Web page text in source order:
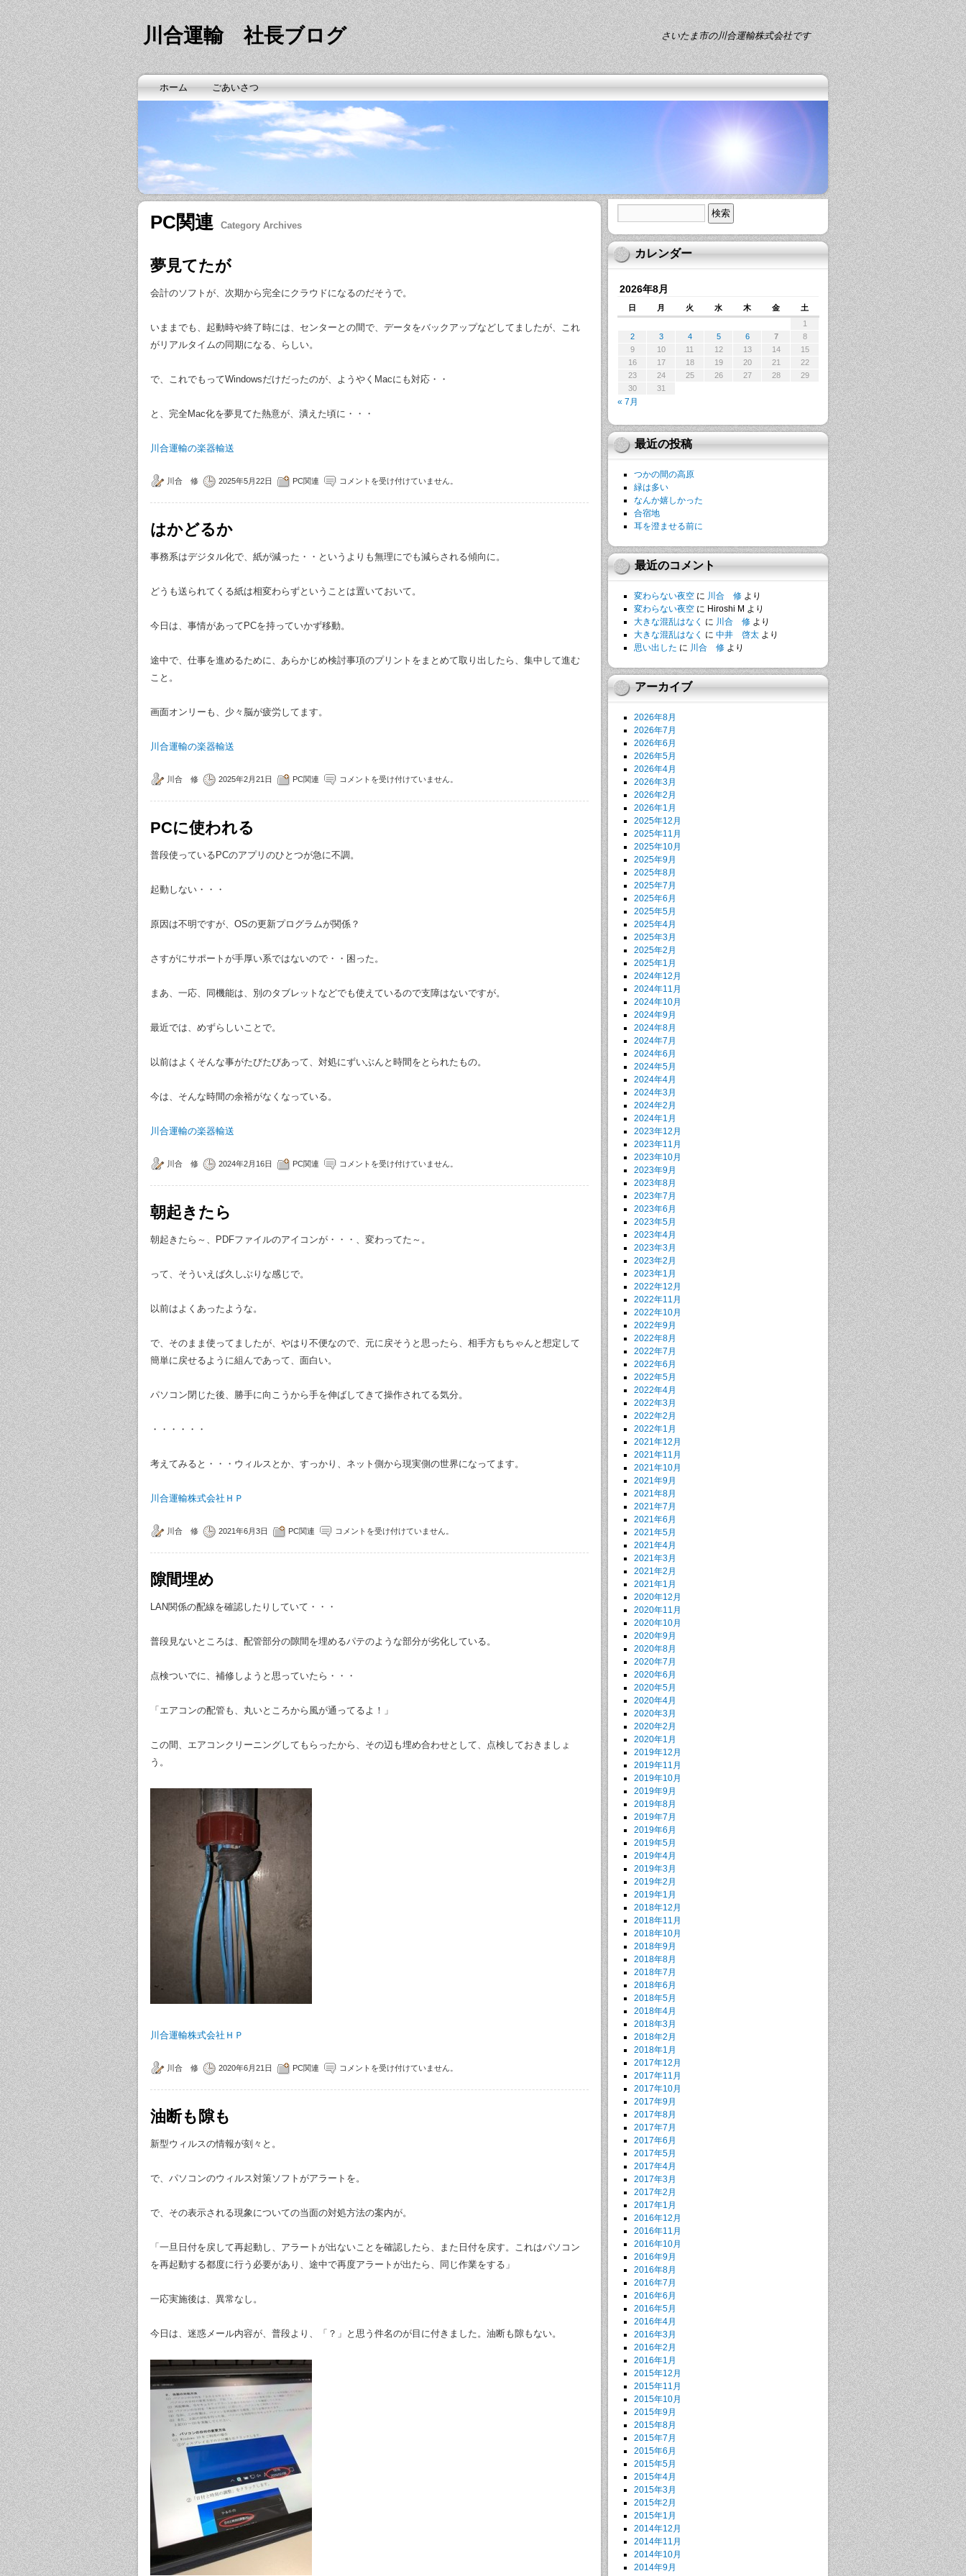
川合運輸 社長ブログ さいたま市の川合運輸株式会社です
ホーム ごあいさつ
PC関連 Category Archives
夢見てたが
会計のソフトが、次期から完全にクラウドになるのだそうで。
いままでも、起動時や終了時には、センターとの間で、データをバックアップなどしてましたが、これ
がリアルタイムの同期になる、らしい。
で、これでもってWindowsだけだったのが、ようやくMacにも対応・・
と、完全Mac化を夢見てた熱意が、潰えた頃に・・・
川合運輸の楽器輸送
川合 修 2025年5月22日 PC関連 コメントを受け付けていません。
はかどるか
事務系はデジタル化で、紙が減った・・というよりも無理にでも減らされる傾向に。
どうも送られてくる紙は相変わらずということは置いておいて。
今日は、事情があってPCを持っていかず移動。
途中で、仕事を進めるために、あらかじめ検討事項のプリントをまとめて取り出したら、集中して進む
こと。
画面オンリーも、少々脳が疲労してます。
川合運輸の楽器輸送
川合 修 2025年2月21日 PC関連 コメントを受け付けていません。
PCに使われる
普段使っているPCのアプリのひとつが急に不調。
起動しない・・・
原因は不明ですが、OSの更新プログラムが関係？
さすがにサポートが手厚い系ではないので・・困った。
まあ、一応、同機能は、別のタブレットなどでも使えているので支障はないですが。
最近では、めずらしいことで。
以前はよくそんな事がたびたびあって、対処にずいぶんと時間をとられたもの。
今は、そんな時間の余裕がなくなっている。
川合運輸の楽器輸送
川合 修 2024年2月16日 PC関連 コメントを受け付けていません。
朝起きたら
朝起きたら～、PDFファイルのアイコンが・・・、変わってた～。
って、そういえば久しぶりな感じで。
以前はよくあったような。
で、そのまま使ってましたが、やはり不便なので、元に戻そうと思ったら、相手方もちゃんと想定して
簡単に戻せるように組んであって、面白い。
パソコン閉じた後、勝手に向こうから手を伸ばしてきて操作されてる気分。
・・・・・・
考えてみると・・・ウィルスとか、すっかり、ネット側から現実側の世界になってます。
川合運輸株式会社ＨＰ
川合 修 2021年6月3日 PC関連 コメントを受け付けていません。
隙間埋め
LAN関係の配線を確認したりしていて・・・
普段見ないところは、配管部分の隙間を埋めるパテのような部分が劣化している。
点検ついでに、補修しようと思っていたら・・・
「エアコンの配管も、丸いところから風が通ってるよ！」
この間、エアコンクリーニングしてもらったから、その辺も埋め合わせとして、点検しておきましょ
う。
川合運輸株式会社ＨＰ
川合 修 2020年6月21日 PC関連 コメントを受け付けていません。
油断も隙も
新型ウィルスの情報が刻々と。
で、パソコンのウィルス対策ソフトがアラートを。
で、その表示される現象についての当面の対処方法の案内が。
「一旦日付を戻して再起動し、アラートが出ないことを確認したら、また日付を戻す。これはパソコン
を再起動する都度に行う必要があり、途中で再度アラートが出たら、同じ作業をする」
一応実施後は、異常なし。
今日は、迷惑メール内容が、普段より、「？」と思う件名のが目に付きました。油断も隙もない。
カレンダー
2026年8月
日 月 火 水 木 金 土
« 7月
1
2
3 4 5 6 7
8
9
10 11 12 13 14
15
16
17 18 19 20 21
22
23
24 25 26 27 28
29
30
31
最近の投稿
つかの間の高原
緑は多い
なんか嬉しかった
合宿地
耳を澄ませる前に
最近のコメント
変わらない夜空に 川合 修より
変わらない夜空に Hiroshi M より
大きな混乱はなく に 川合 修より
大きな混乱はなく に 中井 啓太より
思い出した に 川合 修より
アーカイブ
2026年8月
2026年7月
2026年6月
2026年5月
2026年4月
2026年3月
2026年2月
2026年1月
2025年12月
2025年11月
2025年10月
2025年9月
2025年8月
2025年7月
2025年6月
2025年5月
2025年4月
2025年3月
2025年2月
2025年1月
2024年12月
2024年11月
2024年10月
2024年9月
2024年8月
2024年7月
2024年6月
2024年5月
2024年4月
2024年3月
2024年2月
2024年1月
2023年12月
2023年11月
2023年10月
2023年9月
2023年8月
2023年7月
2023年6月
2023年5月
2023年4月
2023年3月
2023年2月
2023年1月
2022年12月
2022年11月
2022年10月
2022年9月
2022年8月
2022年7月
2022年6月
2022年5月
2022年4月
2022年3月
2022年2月
2022年1月
2021年12月
2021年11月
2021年10月
2021年9月
2021年8月
2021年7月
2021年6月
2021年5月
2021年4月
2021年3月
2021年2月
2021年1月
2020年12月
2020年11月
2020年10月
2020年9月
2020年8月
2020年7月
2020年6月
2020年5月
2020年4月
2020年3月
2020年2月
2020年1月
2019年12月
2019年11月
2019年10月
2019年9月
2019年8月
2019年7月
2019年6月
2019年5月
2019年4月
2019年3月
2019年2月
2019年1月
2018年12月
2018年11月
2018年10月
2018年9月
2018年8月
2018年7月
2018年6月
2018年5月
2018年4月
2018年3月
2018年2月
2018年1月
2017年12月
2017年11月
2017年10月
2017年9月
2017年8月
2017年7月
2017年6月
2017年5月
2017年4月
2017年3月
2017年2月
2017年1月
2016年12月
2016年11月
2016年10月
2016年9月
2016年8月
2016年7月
2016年6月
2016年5月
2016年4月
2016年3月
2016年2月
2016年1月
2015年12月
2015年11月
2015年10月
2015年9月
2015年8月
2015年7月
2015年6月
2015年5月
2015年4月
2015年3月
2015年2月
2015年1月
2014年12月
2014年11月
2014年10月
2014年9月